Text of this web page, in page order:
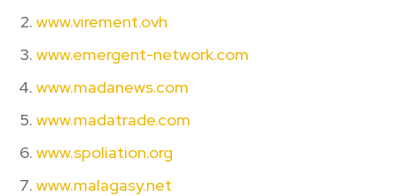
www.virement.ovh
www.emergent-network.com
www.madanews.com
www.madatrade.com
www.spoliation.org
www.malagasy.net